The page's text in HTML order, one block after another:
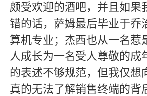
颇受欢迎的酒吧，并且如果
错的话，萨姆最后毕业于乔
算机专业；杰西也从一名惹
人成长为一名受人尊敬的成
的表述不够规范，但我仅想
真的无法了解销售终端的背